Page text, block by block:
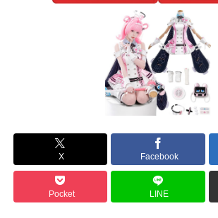
X Facebook
Pocket LINE